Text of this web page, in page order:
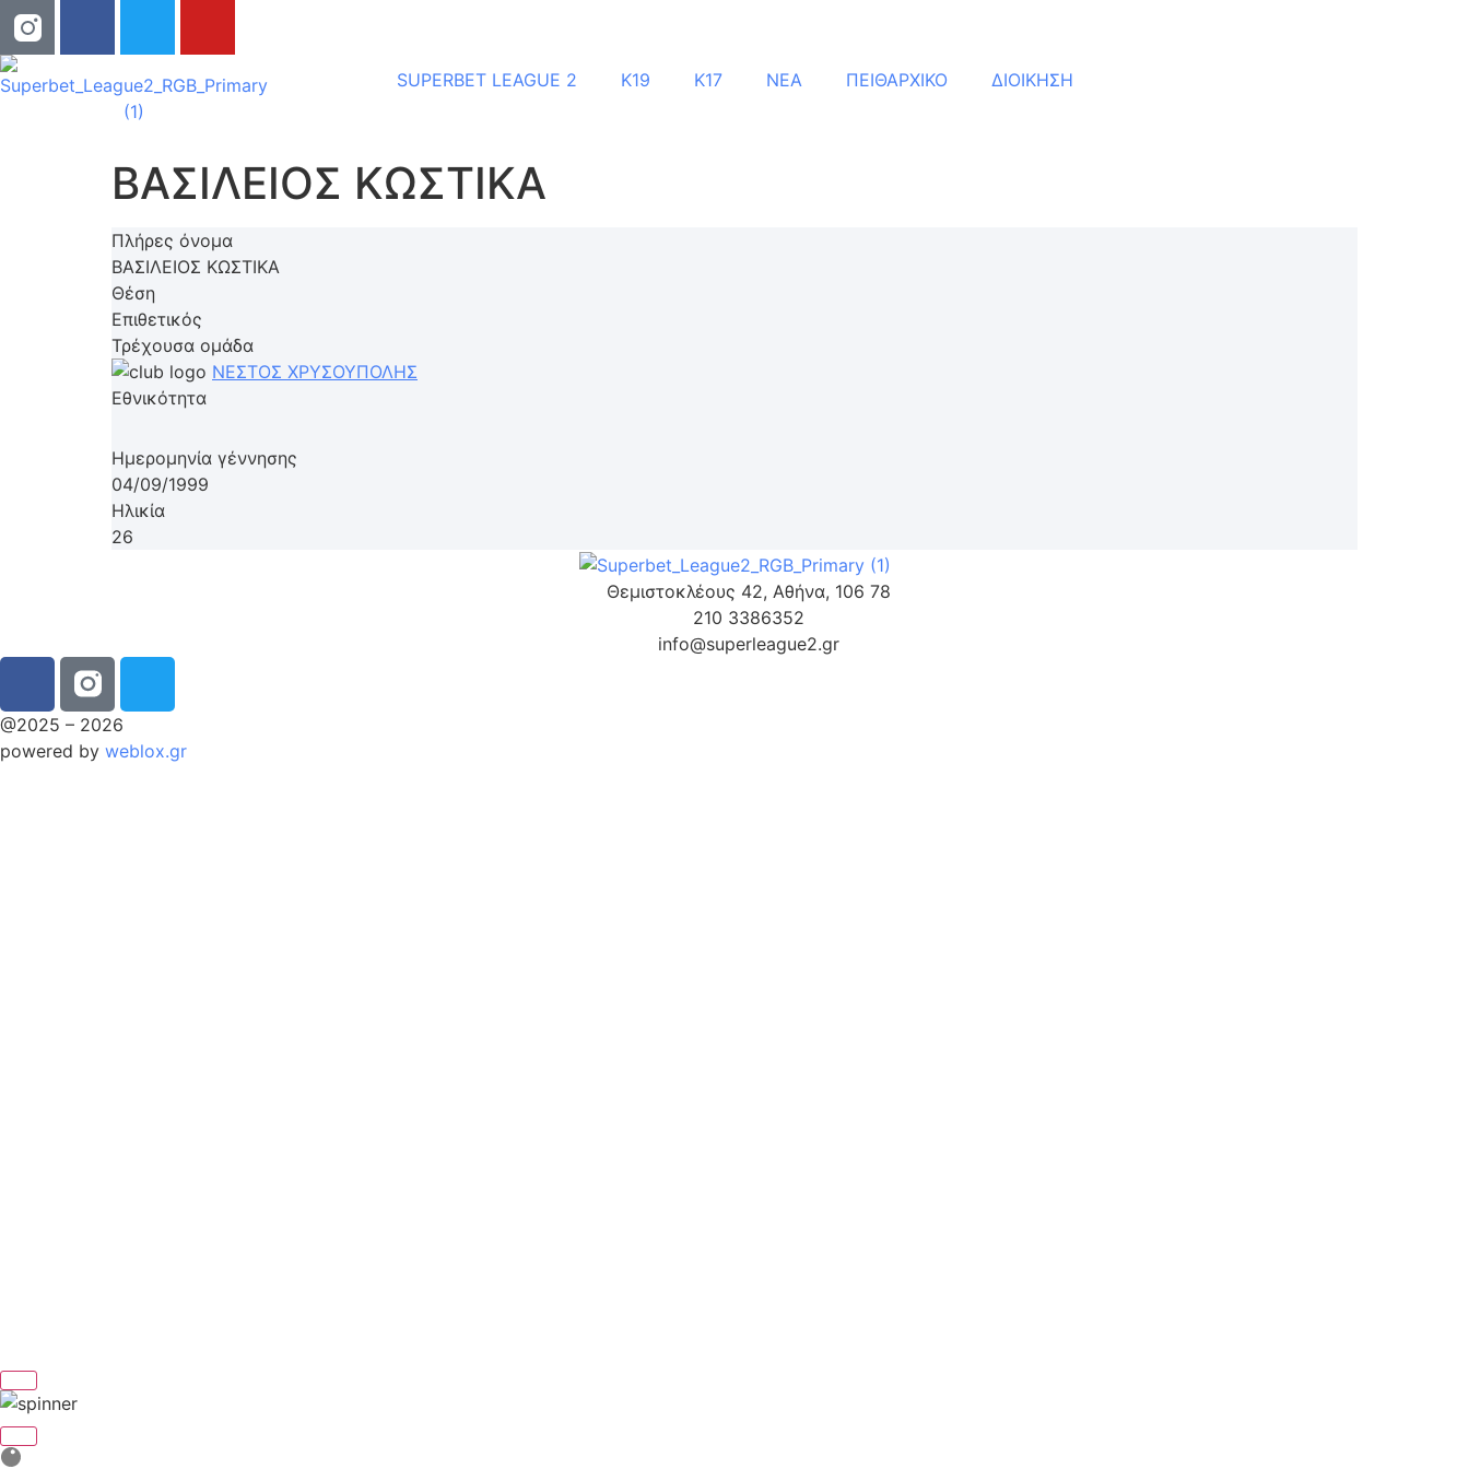
SUPERBET LEAGUE 2 Κ19 Κ17 ΝΕΑ ΠΕΙΘΑΡΧΙΚΟ ΔΙΟΙΚΗΣΗ
ΒΑΣΙΛΕΙΟΣ ΚΩΣΤΙΚΑ
Πλήρες όνομα
ΒΑΣΙΛΕΙΟΣ ΚΩΣΤΙΚΑ
Θέση
Επιθετικός
Τρέχουσα ομάδα
ΝΕΣΤΟΣ ΧΡΥΣΟΥΠΟΛΗΣ
Εθνικότητα
Ημερομηνία γέννησης
04/09/1999
Ηλικία
26
Θεμιστοκλέους 42, Αθήνα, 106 78
210 3386352
info@superleague2.gr
@2025 – 2026
powered by weblox.gr